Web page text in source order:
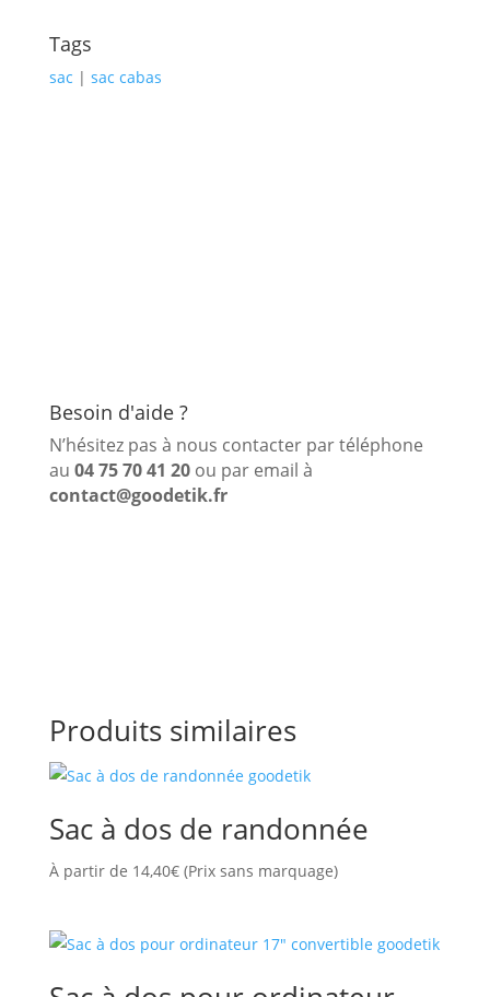
Tags
sac | sac cabas
Besoin d'aide ?
N’hésitez pas à nous contacter par téléphone
au 04 75 70 41 20 ou par email à
contact@goodetik.fr
Produits similaires
Sac à dos de randonnée
À partir de 14,40€(Prix sans marquage)